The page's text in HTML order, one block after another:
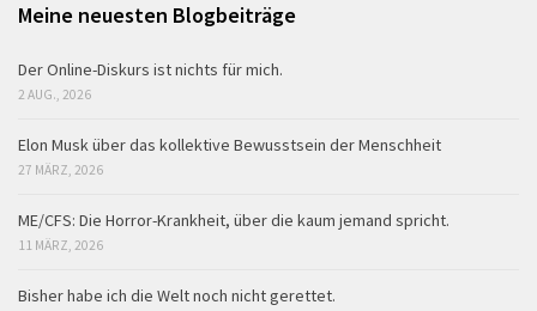
Meine neuesten Blogbeiträge
Der Online-Diskurs ist nichts für mich.
2 AUG., 2026
Elon Musk über das kollektive Bewusstsein der Menschheit
27 MÄRZ, 2026
ME/CFS: Die Horror-Krankheit, über die kaum jemand spricht.
11 MÄRZ, 2026
Bisher habe ich die Welt noch nicht gerettet.